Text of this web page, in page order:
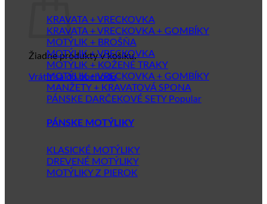
Žiadne produkty v košíku.
Vrátiť sa do obchodu
KRAVATA + VRECKOVKA
KRAVATA + VRECKOVKA + GOMBÍKY
MOTÝLIK + BROŠŇA
MOTÝLIK + VRECKOVKA
MOTÝLIK + KOŽENÉ TRAKY
MOTÝLIK + VRECKOVKA + GOMBÍKY
MANŽETY + KRAVATOVÁ SPONA
PÁNSKE DARČEKOVÉ SETY
PÁNSKE MOTÝLIKY
KLASICKÉ MOTÝLIKY
DREVENÉ MOTÝLIKY
MOTÝLIKY Z PIEROK